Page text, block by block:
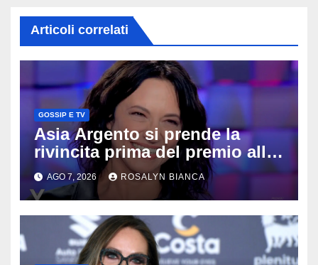
Articoli correlati
GOSSIP E TV
Asia Argento si prende la
rivincita prima del premio alla
carriera: «Mi chiamano
raccomandata e cagna»
AGO 7, 2026 ROSALYN BIANCA